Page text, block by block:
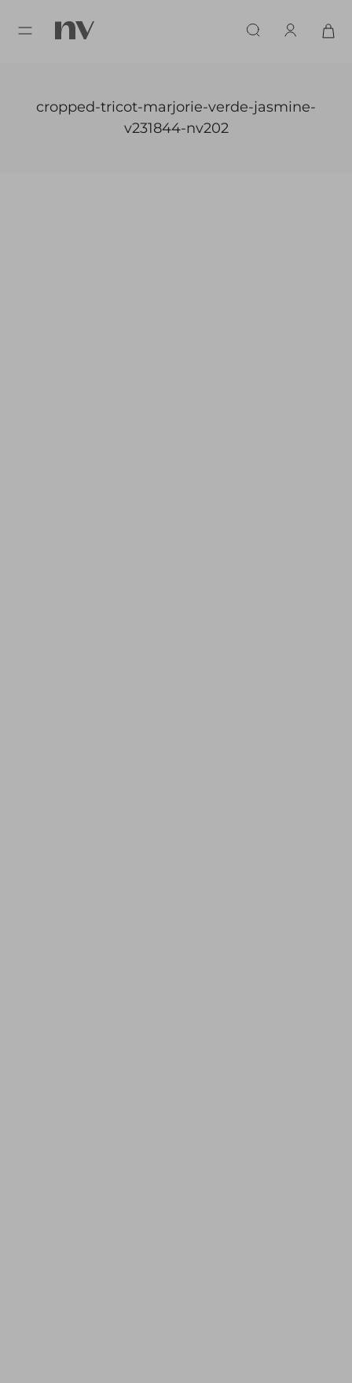
cropped-tricot-marjorie-verde-jasmine-
v231844-nv202